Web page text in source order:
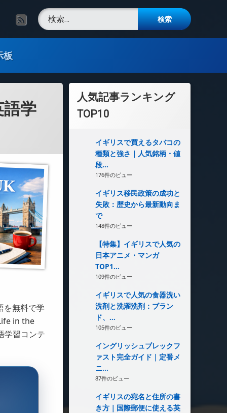
RSS検索:
板
学
を無料で学
in the
学習コンテ
人気記事ランキング
TOP10
イギリスで買えるタバコの
種類と強さ｜人気銘柄・値
段...
176件のビュー
イギリス移民政策の成功と
失敗：歴史から最新動向ま
で
148件のビュー
【特集】イギリスで人気の
日本アニメ・マンガ
TOP1...
109件のビュー
イギリスで人気の食器洗い
洗剤と洗濯洗剤：ブラン
ド、...
105件のビュー
イングリッシュブレックフ
ァスト完全ガイド｜定番メ
ニ...
87件のビュー
イギリスの宛名と住所の書
き方｜国際郵便に使える英